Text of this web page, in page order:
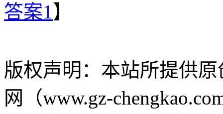
答案1】
版权声明： 本站所提供
网（www.gz-